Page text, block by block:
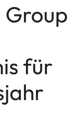
Group
für